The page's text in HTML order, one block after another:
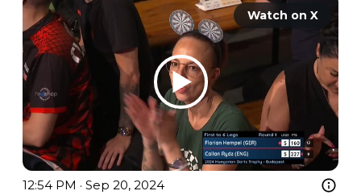
Watch on X
12:54 PM · Sep 20, 2024